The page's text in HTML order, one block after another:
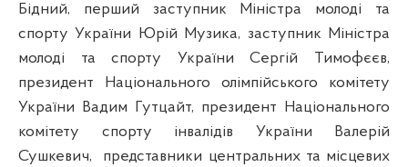
Бідний, перший заступник Міністра молоді та
спорту України Юрій Музика, заступник Міністра
молоді та спорту України Сергій Тимофєєв,
президент Національного олімпійського комітету
України Вадим Гутцайт, президент Національного
комітету спорту інвалідів України Валерій
Сушкевич,
представники центральних та місцевих